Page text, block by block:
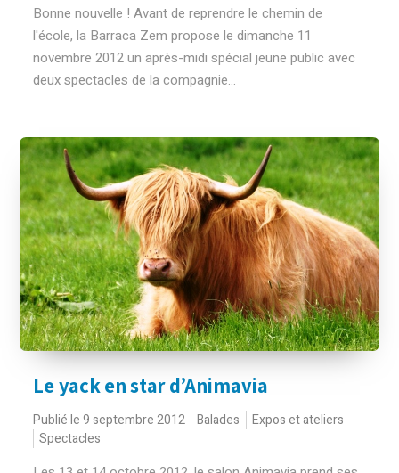
Bonne nouvelle ! Avant de reprendre le chemin de
l'école, la Barraca Zem propose le dimanche 11
novembre 2012 un après-midi spécial jeune public avec
deux spectacles de la compagnie...
Le yack en star d’Animavia
Publié le 9 septembre 2012 Balades
Expos et ateliers
Spectacles